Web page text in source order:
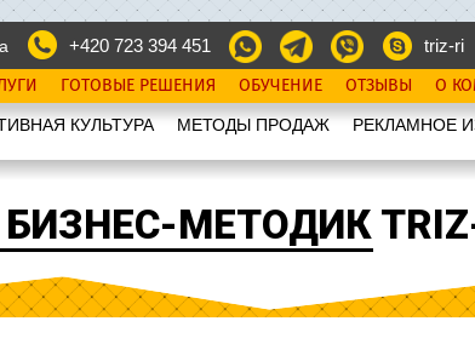
+420 723 394 451 triz-ri
ГОТОВЫЕ РЕШЕНИЯ ОБУЧЕНИЕ ОТЗЫВЫ О
КУЛЬТУРА МЕТОДЫ ПРОДАЖ РЕКЛАМНОЕ
МЕТОДИК